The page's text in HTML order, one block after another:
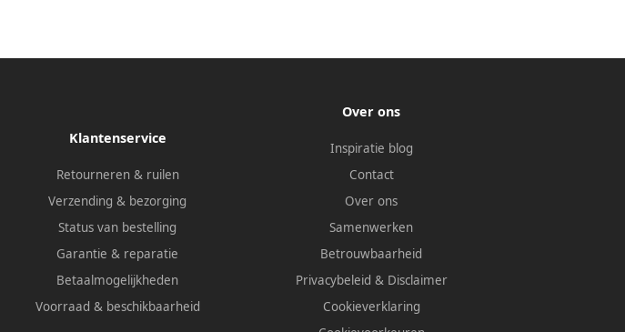
Klantenservice
Retourneren & ruilen
Verzending & bezorging
Status van bestelling
Garantie & reparatie
Betaalmogelijkheden
Voorraad & beschikbaarheid
Over ons
Inspiratie blog
Contact
Over ons
Samenwerken
Betrouwbaarheid
Privacybeleid & Disclaimer
Cookieverklaring